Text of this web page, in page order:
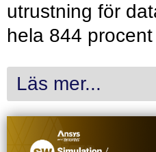
utrustning för
hela 844 procent
Läs mer...